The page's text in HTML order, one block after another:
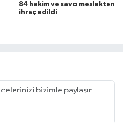
84 hakim ve savcı meslekten
ihraç edildi